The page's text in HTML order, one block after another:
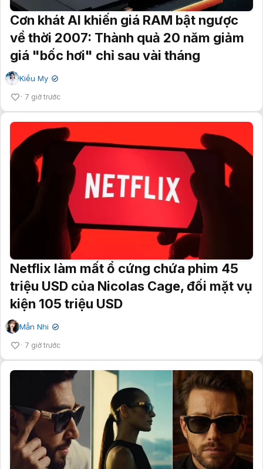
Cơn khát AI khiến giá RAM bật ngược
về thời 2007: Thành quả 20 năm giảm
giá "bốc hơi" chỉ sau vài tháng
Kiều My ✔
7 giờ trước
Netflix làm mất ổ cứng chứa phim 45
triệu USD của Nicolas Cage, đối mặt vụ
kiện 105 triệu USD
Mẫn Nhi ✔
7 giờ trước